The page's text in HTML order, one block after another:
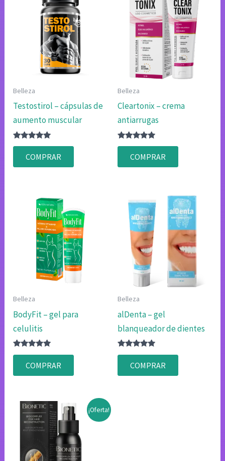
Belleza
Testostirol – cápsulas de
aumento muscular
Valorado
4.80
de 5
COMPRAR
Belleza
Cleartonix – crema
antiarrugas
Valorado
4.83
de 5
COMPRAR
Belleza
BodyFit – gel para
celulitis
Valorado
4.80
de 5
COMPRAR
Belleza
alDenta – gel
blanqueador de dientes
Valorado
4.83
de 5
COMPRAR
¡Oferta!